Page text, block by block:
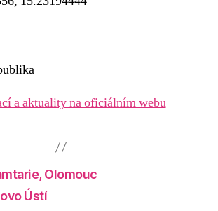
a aktuality na oficiálním webu
Olomouc
Ústí